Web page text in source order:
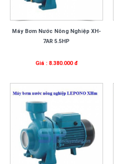
Máy Bơm Nước Nông Nghiệp XH-
7AR 5.5HP
Giá : 8.380.000 đ